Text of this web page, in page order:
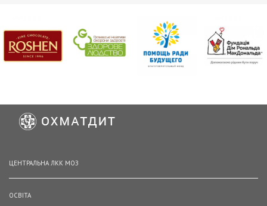
ЦЕНТРАЛЬНА ЛКК МОЗ
ОСВІТА